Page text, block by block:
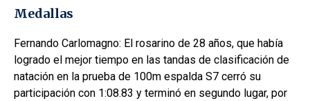
Medallas
Fernando Carlomagno: El rosarino de 28 años, que había
logrado el mejor tiempo en las tandas de clasificación de
natación en la prueba de 100m espalda S7 cerró su
participación con 1:08.83 y terminó en segundo lugar, por